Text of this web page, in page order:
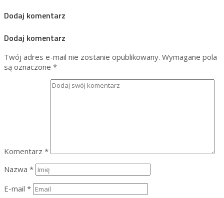
Dodaj komentarz
Dodaj komentarz
Twój adres e-mail nie zostanie opublikowany. Wymagane pola
są oznaczone *
Komentarz *
Nazwa *
E-mail *